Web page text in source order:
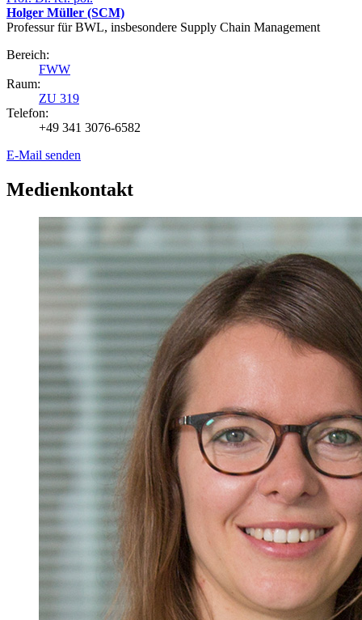
Holger Müller (SCM)
Professur für BWL, insbesondere Supply Chain Management
Bereich:
FWW
Raum:
ZU 319
Telefon:
+49 341 3076-6582
E-Mail senden
Medienkontakt